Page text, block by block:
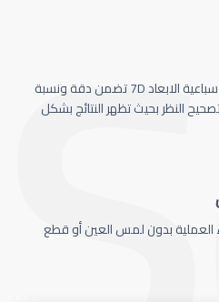
كاميرا تتبع حركة العين سباعية الابعاد 7D تضمن دقة ونسبة
النظر بحيث تظهر النتائج بشكل
العملية بدون لمس العين أو قطع